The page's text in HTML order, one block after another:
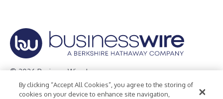
© 2026 Business Wire, Inc.
Privacy Policy Cookie Policy Accessibility Statement
By clicking “Accept All Cookies”, you agree to the storing of
cookies on your device to enhance site navigation,